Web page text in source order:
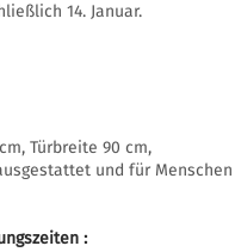
14. Januar.
Türbreite 90 cm,
und für Menschen
: